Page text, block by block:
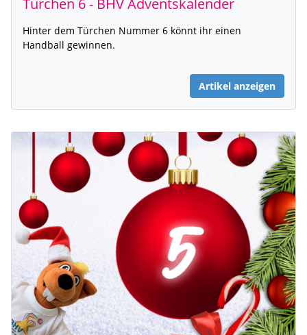
Türchen 6 - BHV Adventskalender
Hinter dem Türchen Nummer 6 könnt ihr einen
Handball gewinnen.
Artikel anzeigen